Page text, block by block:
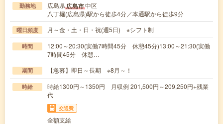
勤務地 広島県広島市中区
八丁堀(広島県)駅から徒歩4分／本通駅から徒歩9分
曜日頻度 月～金・土・日・祝(週5日) ※シフト制
時間
12:00～20:30(実働7時間45分 休憩45分)13:00～21:30(実働
7時間45分 休憩…
期間 【急募】即日～長期 ※8月～！
時給
時給1300円～1350円 月収例 201,500円～209,250円+残業
代
交通費
全額支給